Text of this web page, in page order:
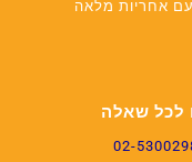
עם אחריות מלאה
לכל שאלה